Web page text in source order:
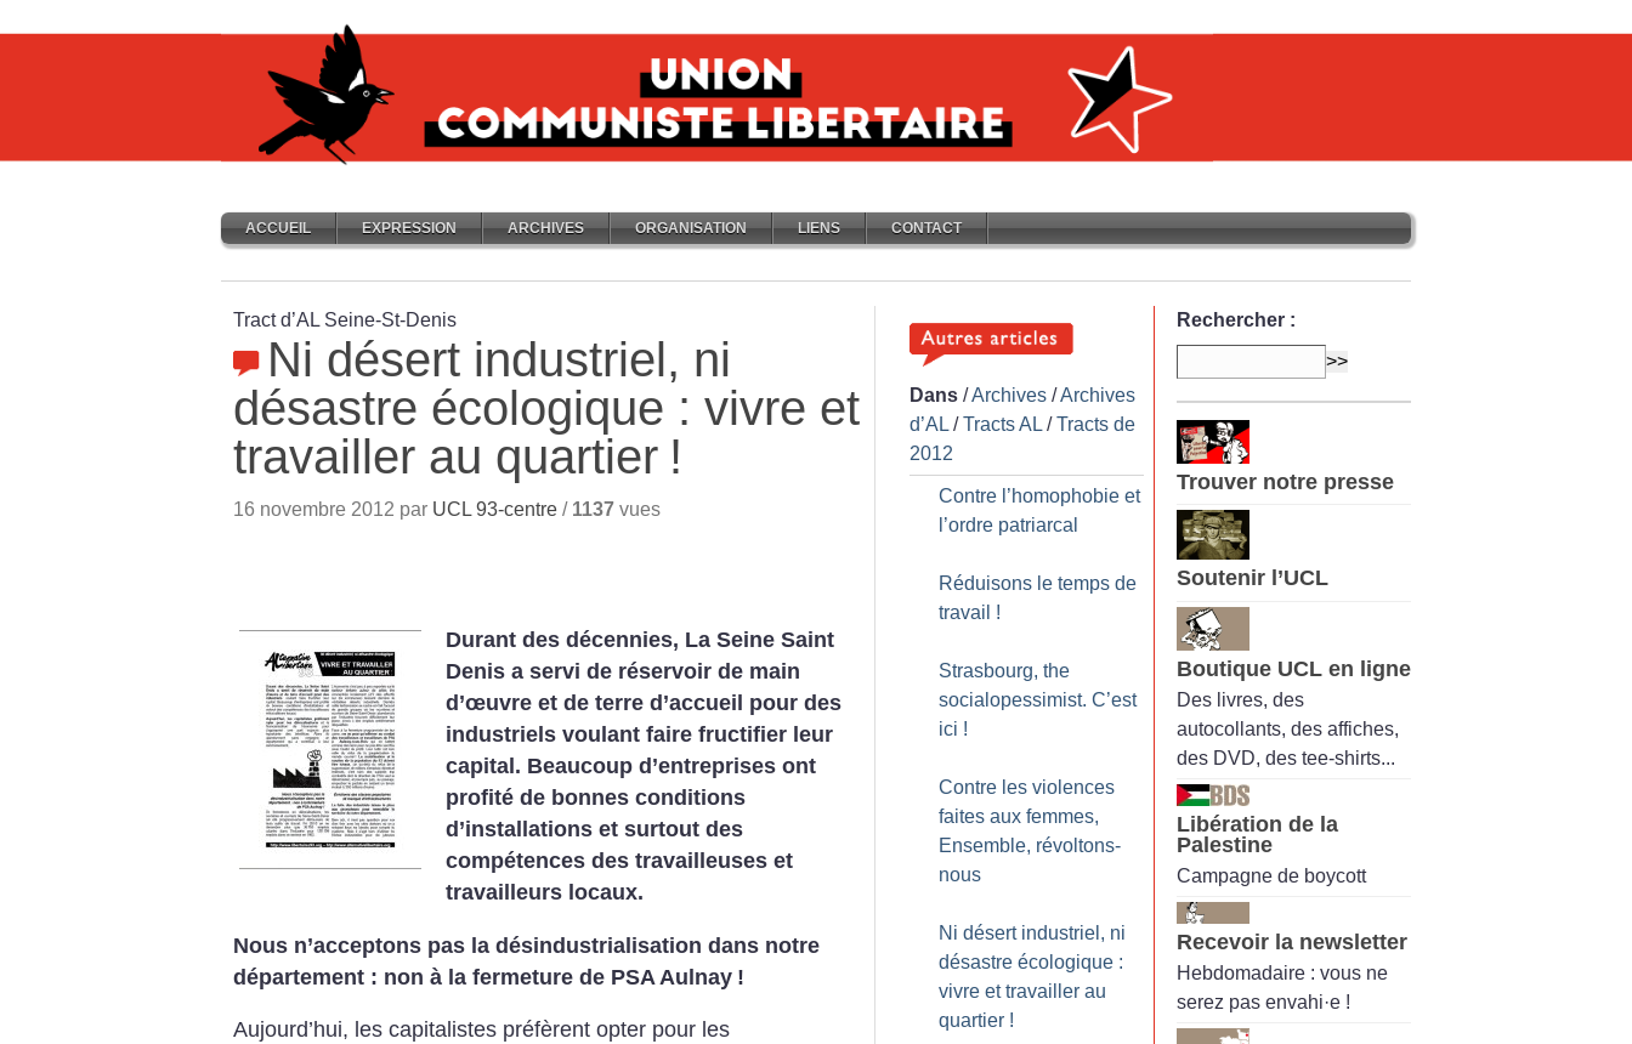
ACCUEIL EXPRESSION ARCHIVES ORGANISATION LIENS CONTACT
Tract d’AL Seine-St-Denis
Ni désert industriel, ni
désastre écologique : vivre et
travailler au quartier !
16 novembre 2012 par UCL 93-centre / 1137 vues
Durant des décennies, La Seine Saint
Denis a servi de réservoir de main
d’œuvre et de terre d’accueil pour des
industriels voulant faire fructifier leur
capital. Beaucoup d’entreprises ont
profité de bonnes conditions
d’installations et surtout des
compétences des travailleuses et
travailleurs locaux.
Nous n’acceptons pas la désindustrialisation dans notre
département : non à la fermeture de PSA Aulnay !
Aujourd’hui, les capitalistes préfèrent opter pour les
Dans /Archives /Archives
d’AL /Tracts AL /Tracts de
2012
Contre l’homophobie et
l’ordre patriarcal
Réduisons le temps de
travail !
Strasbourg, the
socialopessimist. C’est
ici !
Contre les violences
faites aux femmes,
Ensemble, révoltons-
nous
Ni désert industriel, ni
désastre écologique :
vivre et travailler au
quartier !
Rechercher :
Trouver notre presse
Soutenir l’UCL
Boutique UCL en ligne
Des livres, des
autocollants, des affiches,
des DVD, des tee-shirts...
Libération de la
Palestine
Campagne de boycott
Recevoir la newsletter
Hebdomadaire : vous ne
serez pas envahi·e !